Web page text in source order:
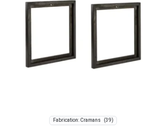
Fabrication: Cramans (39)